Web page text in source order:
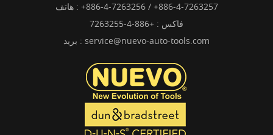
هاتف : +886-4-7263256 / +886-4-7263257
فاكس : +886-4-7263255
بريد : service@nuevo-auto-tools.com